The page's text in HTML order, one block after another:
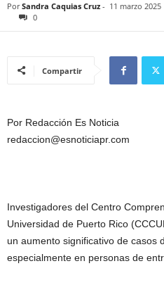
Por Sandra Caquias Cruz - 11 marzo 2025
0
Compartir
Por Redacción Es Noticia
redaccion@esnoticiapr.com
Investigadores del Centro
Universidad de Puerto Rico
un aumento significativo de casos
especialmente en personas de